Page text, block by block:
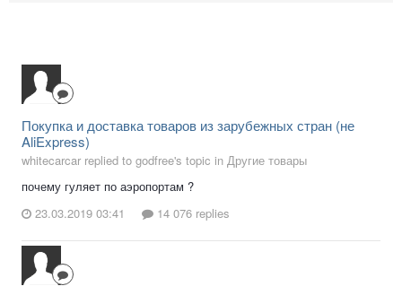
Покупка и доставка товаров из зарубежных стран (не
AliExpress)
whitecarcar replied to godfree's topic in Другие товары
почему гуляет по аэропортам ?
23.03.2019 03:41
14 076 replies